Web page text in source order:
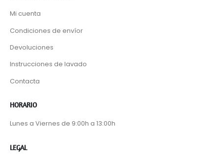
Mi cuenta
Condiciones de envíor
Devoluciones
Instrucciones de lavado
Contacta
HORARIO
Lunes a Viernes de 9:00h a 13:00h
LEGAL